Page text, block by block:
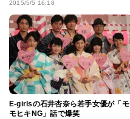
2015/5/5 16:18
E-girlsの石井杏奈ら若手女優が「モ
モヒキNG」話で爆笑